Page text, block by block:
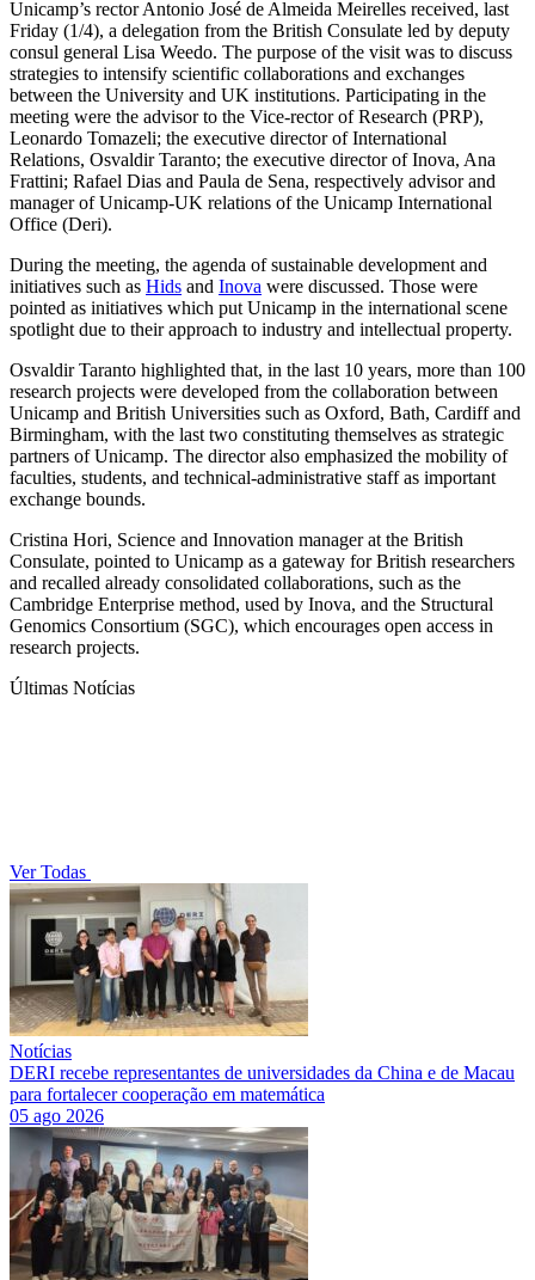
Unicamp’s rector Antonio José de Almeida Meirelles received, last
Friday (1/4), a delegation from the British Consulate led by deputy
consul general Lisa Weedo. The purpose of the visit was to discuss
strategies to intensify scientific collaborations and exchanges
between the University and UK institutions. Participating in the
meeting were the advisor to the Vice-rector of Research (PRP),
Leonardo Tomazeli; the executive director of International
Relations, Osvaldir Taranto; the executive director of Inova, Ana
Frattini; Rafael Dias and Paula de Sena, respectively advisor and
manager of Unicamp-UK relations of the Unicamp International
Office (Deri).
During the meeting, the agenda of sustainable development and
initiatives such as Hids and Inova were discussed. Those were
pointed as initiatives which put Unicamp in the international scene
spotlight due to their approach to industry and intellectual property.
Osvaldir Taranto highlighted that, in the last 10 years, more than 100
research projects were developed from the collaboration between
Unicamp and British Universities such as Oxford, Bath, Cardiff and
Birmingham, with the last two constituting themselves as strategic
partners of Unicamp. The director also emphasized the mobility of
faculties, students, and technical-administrative staff as important
exchange bounds.
Cristina Hori, Science and Innovation manager at the British
Consulate, pointed to Unicamp as a gateway for British researchers
and recalled already consolidated collaborations, such as the
Cambridge Enterprise method, used by Inova, and the Structural
Genomics Consortium (SGC), which encourages open access in
research projects.
Últimas Notícias
Ver Todas
Notícias
DERI recebe representantes de universidades da China e de Macau
para fortalecer cooperação em matemática
05 ago 2026